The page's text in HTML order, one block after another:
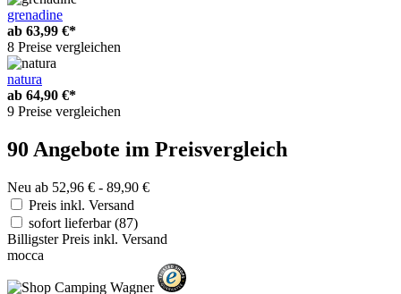
grenadine
ab 63,99 €*
8 Preise vergleichen
natura
ab 64,90 €*
9 Preise vergleichen
90 Angebote im Preisvergleich
Neu ab 52,96 € - 89,90 €
Preis inkl. Versand
sofort lieferbar(87)
Billigster Preis inkl. Versand
mocca